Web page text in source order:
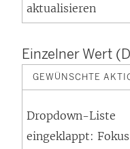
aktualisieren
Einzelner Wert
GEWÜNSCHTE
Dropdown-Liste
eingeklappt: Fokus